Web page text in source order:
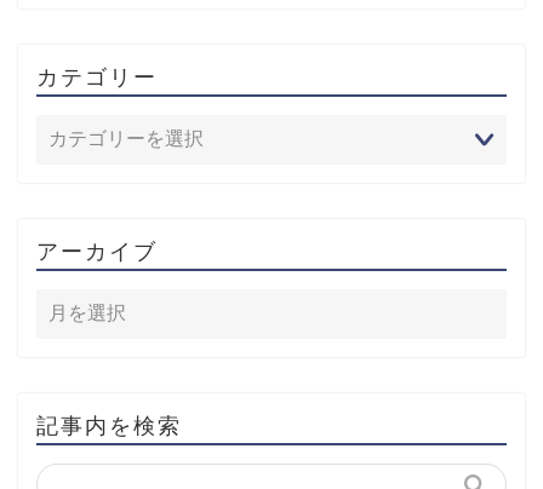
カテゴリー
アーカイブ
記事内を検索